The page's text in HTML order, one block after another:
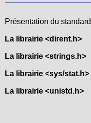
Présentation du
La librairie <dirent.h>
La librairie <strings.h>
La librairie <sys/stat.h>
La librairie <unistd.h>